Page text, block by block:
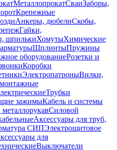
МеталлопрокатСваиЗаборы,
Крепежные
Анкеры, дюбелиСкобы,
Гайки,
шпилькиХомутыХимические
ШплинтыПружины
оборудованиеРозетки и
Коробки
ЭлектропатроныВилки,
Трубки
зажимыКабель и системы
Силовой
Аксессуары для труб,
СИПЭлектрощитовое
для
Выключатели